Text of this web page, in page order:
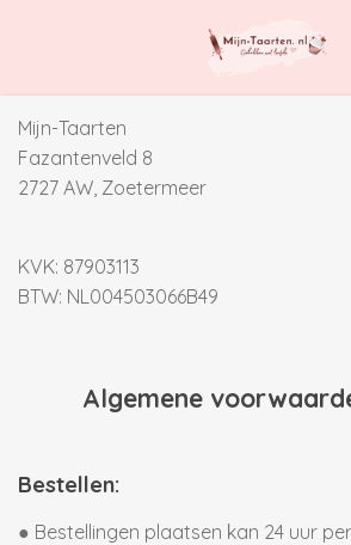
hoofdinhoud
Mijn-Taarten
Fazantenveld 8
2727 AW, Zoetermeer
KVK: 87903113
BTW: NL004503066B49
Algemene
Bestellen:
● Bestellingen plaatsen kan 24 uur